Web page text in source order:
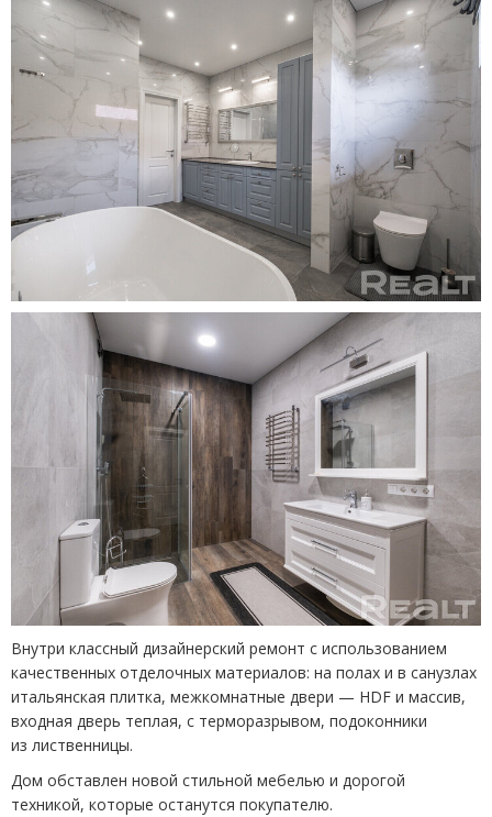
Внутри классный дизайнерский ремонт с использованием
качественных отделочных материалов: на полах и в санузлах
итальянская плитка, межкомнатные двери — HDF и массив,
входная дверь теплая, с терморазрывом, подоконники
из лиственницы.
Дом обставлен новой стильной мебелью и дорогой
техникой, которые останутся покупателю.